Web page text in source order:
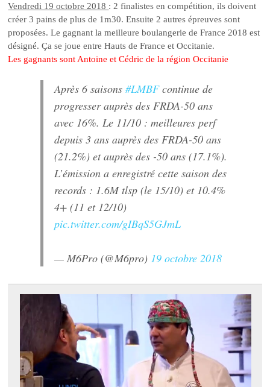
Vendredi 19 octobre 2018 : 2 finalistes en compétition, ils doivent
créer 3 pains de plus de 1m30. Ensuite 2 autres épreuves sont
proposées. Le gagnant la meilleure boulangerie de France 2018 est
désigné. Ça se joue entre Hauts de France et Occitanie.
Les gagnants sont Antoine et Cédric de la région Occitanie
Après 6 saisons#LMBFcontinue de
progresser auprès des FRDA-50 ans
avec 16%. Le 11/10 : meilleures perf
depuis 3 ans auprès des FRDA-50 ans
(21.2%) et auprès des -50 ans (17.1%).
L’émission a enregistré cette saison des
records : 1.6M tlsp (le 15/10) et 10.4%
4+ (11 et 12/10)
pic.twitter.com/gIBqS5GJmL
— M6Pro (@M6pro) 19 octobre 2018